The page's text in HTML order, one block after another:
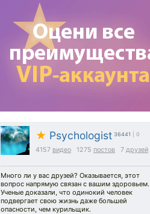
★ Psychologist 36441 | 0
4157 видео 1275 постов 7 друзей
Много ли у вас друзей? Оказывается, этот
вопрос напрямую связан с вашим здоровьем.
Ученые доказали, что одинокий человек
подвергает свою жизнь даже большей
опасности, чем курильщик.